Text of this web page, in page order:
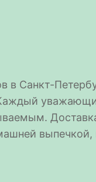
в Санкт-
выпечкой,